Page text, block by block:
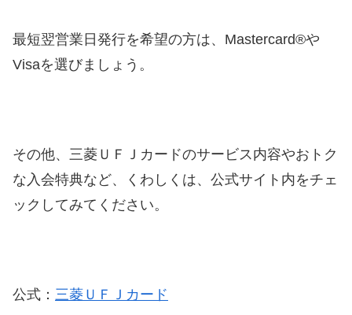
最短翌営業日発行を希望の方は、Mastercard®や
Visaを選びましょう。
その他、三菱ＵＦＪカードのサービス内容やおトク
な入会特典など、くわしくは、公式サイト内をチェ
ックしてみてください。
公式： 三菱ＵＦＪカード